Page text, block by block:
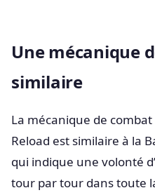
Une mécanique
similaire
La mécanique de
Reload est similaire à la
qui indique une volonté
tour par tour dans toute